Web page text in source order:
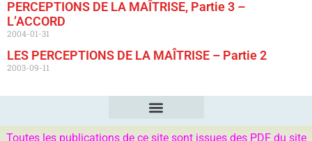
PERCEPTIONS DE LA MAÎTRISE, Partie 3 –
L’ACCORD
2004-01-31
LES PERCEPTIONS DE LA MAÎTRISE – Partie 2
2003-09-11
Toutes les publications de ce site sont issues des PDF du site